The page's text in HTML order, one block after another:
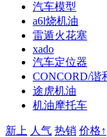
汽车模型
a6l烧机油
雷遁火花塞
xado
汽车定位器
CONCORD/谐
途虎机油
机油摩托车
新上 人气 热销 价格↑